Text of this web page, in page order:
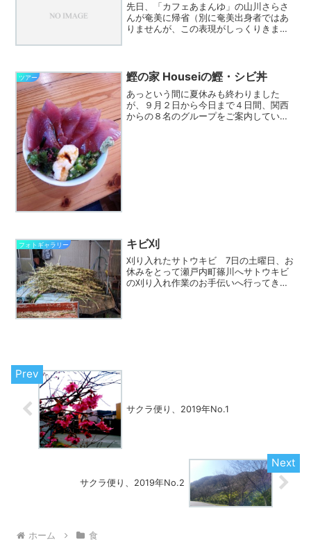
先日、「カフェあまんゆ」の山川さらさ
んが奄美に帰省（別に奄美出身者ではあ
りませんが、この表現がしっくりきま
もヤギ肉を仕入れているのか...
ツアー 鰹の家 Houseiの鰹・シビ丼
あっという間に夏休みも終わりました
が、９月２日から今日まで４日間、関西
からの８名のグループをご案内していま
フォトギャラリー キビ刈
刈り入れたサトウキビ 7日の土曜日、お
休みをとって瀬戸内町篠川へサトウキビ
の刈り入れ作業のお手伝いへ行ってきま
サクラ便り、2019年No.1
サクラ便り、2019年No.2
ホーム 食